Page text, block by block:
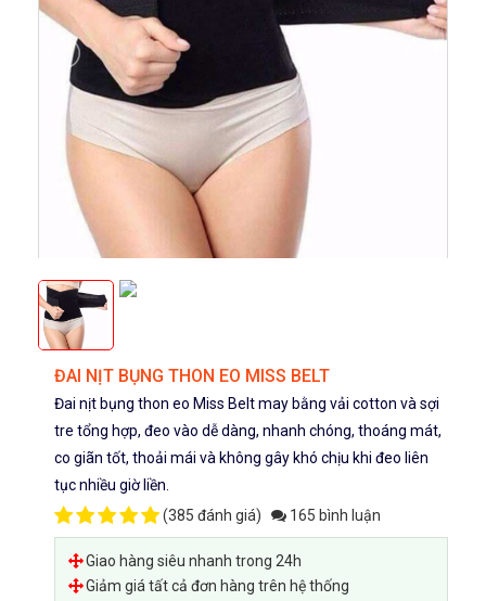
ĐAI NỊT BỤNG THON EO MISS BELT
Đai nịt bụng thon eo Miss Belt may bằng vải cotton và sợi
tre tổng hợp, đeo vào dễ dàng, nhanh chóng, thoáng mát,
co giãn tốt, thoải mái và không gây khó chịu khi đeo liên
tục nhiều giờ liền.
(385 đánh giá) 165 bình luận
Giao hàng siêu nhanh trong 24h
Giảm giá tất cả đơn hàng trên hệ thống